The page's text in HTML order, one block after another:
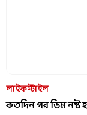
লাইফস্টাইল
কতদিন পর ডিম নষ্ট